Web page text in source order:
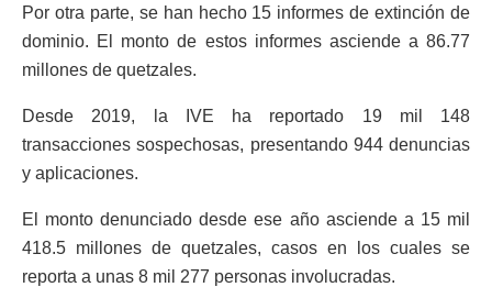
Por otra parte, se han hecho 15 informes de extinción de
dominio. El monto de estos informes asciende a 86.77
millones de quetzales.
Desde 2019, la IVE ha reportado 19 mil 148
transacciones sospechosas, presentando 944 denuncias
y aplicaciones.
El monto denunciado desde ese año asciende a 15 mil
418.5 millones de quetzales, casos en los cuales se
reporta a unas 8 mil 277 personas involucradas.